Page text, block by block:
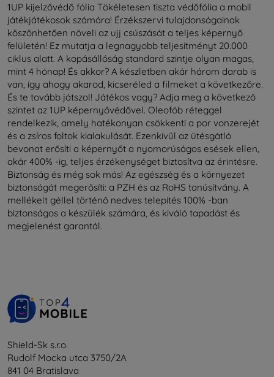
1UP kijelzővédő fólia Tökéletesen tiszta védőfólia a mobil
játékjátékosok számára! Érzékszervi tulajdonságainak
köszönhetően növeli az ujj csúszását a teljes képernyő
felületén! Ez mutatja a legnagyobb teljesítményt 20.000
ciklus alatt. A kopásállóság standard szintje olyan magas,
mint 4 hónap! És akkor? A készletben akár három darab is
van, így ahogy akarod, kicseréled a filmeket a következőre.
És te tovább játszol! Játékos vagy? Adja meg a következő
szintet az 1UP képernyővédővel. Oleofób réteggel
rendelkezik, amely hatékonyan csökkenti a por vonzerejét
és a zsíros foltok kialakulását. Ezenkívül az ütésgátló
bevonat erősíti a képernyőt a nyomorúságos esések ellen,
akár 400% -ig, teljes érzékenységet biztosítva az érintésre.
Biztonság és még sok más! Az egészség és a környezet
biztonságát megerősíti: a PZH és az RoHS tanúsítvány. A
mellékelt géllel történő nedves telepítés 100% -ban
biztonságos a készülék számára, és kiváló tapadást és
megjelenést garantál.
Shield-Sk s.r.o.
Rudolf Mocka utca 3750/2A
841 04 Bratislava